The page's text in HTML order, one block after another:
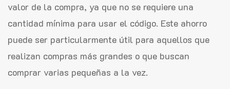
valor de la compra, ya que no se requiere una
cantidad mínima para usar el código. Este ahorro
puede ser particularmente útil para aquellos que
realizan compras más grandes o que buscan
comprar varias pequeñas a la vez.